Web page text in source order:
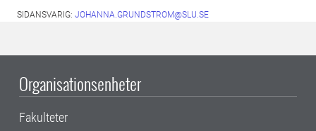
SIDANSVARIG: JOHANNA.GRUNDSTROM@SLU.SE
Organisationsenheter
Fakulteter